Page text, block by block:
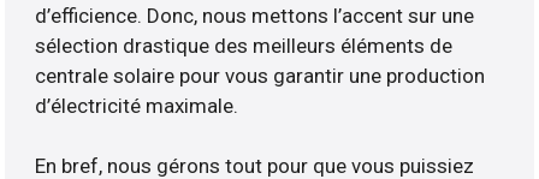
d’efficience. Donc, nous mettons l’accent sur une
sélection drastique des meilleurs éléments de
centrale solaire pour vous garantir une production
d’électricité maximale.
En bref, nous gérons tout pour que vous puissiez